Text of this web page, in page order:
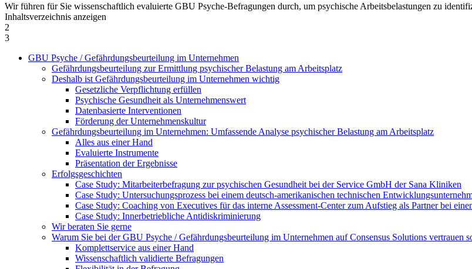
Wir führen für Sie wissenschaftlich evaluierte GBU Psyche-Befragungen durch, um psychische Arbeitsbelastungen zu
Inhaltsverzeichnis anzeigen
2
3
GBU Psyche / Gefährdungsbeurteilung im Unternehmen
Gefährdungsbeurteilung zur Ermittlung psychischer Belastung am Arbeitsplatz
Deshalb ist Gefährdungsbeurteilung im Unternehmen wichtig
Gesetzliche Verpflichtung erfüllen
Psychische Gesundheit als Unternehmenswert
Datenbasierte Interventionen
Förderung der Unternehmenskultur
Gefährdungsbeurteilung im Unternehmen: Umfassende Analyse psychischer Belastung am Arbeitsplatz
Alles aus einer Hand
Evaluierte Instrumente
Präsentation der Ergebnisse
Erfolgsgeschichten
Case Study: Mitarbeiterbefragung zur psychischen Gesundheit bei der Service GmbH der Sana Kliniken
Case Study: Untersuchungsprozess bei einem deutsch-amerikanischen technischen
Case Study: Coaching von Executives für das interne Assessment-Center zum Aufstieg als Partner bei
Case Study: Innerbetriebliche Antidiskriminierung
Wir beraten Sie gerne
Warum Sie bei der GBU Psyche / Gefährdungsbeurteilung im Unternehmen auf Consensus Solutions vertrauen
Komplettservice aus einer Hand
Wissenschaftlich validierte Befragungen